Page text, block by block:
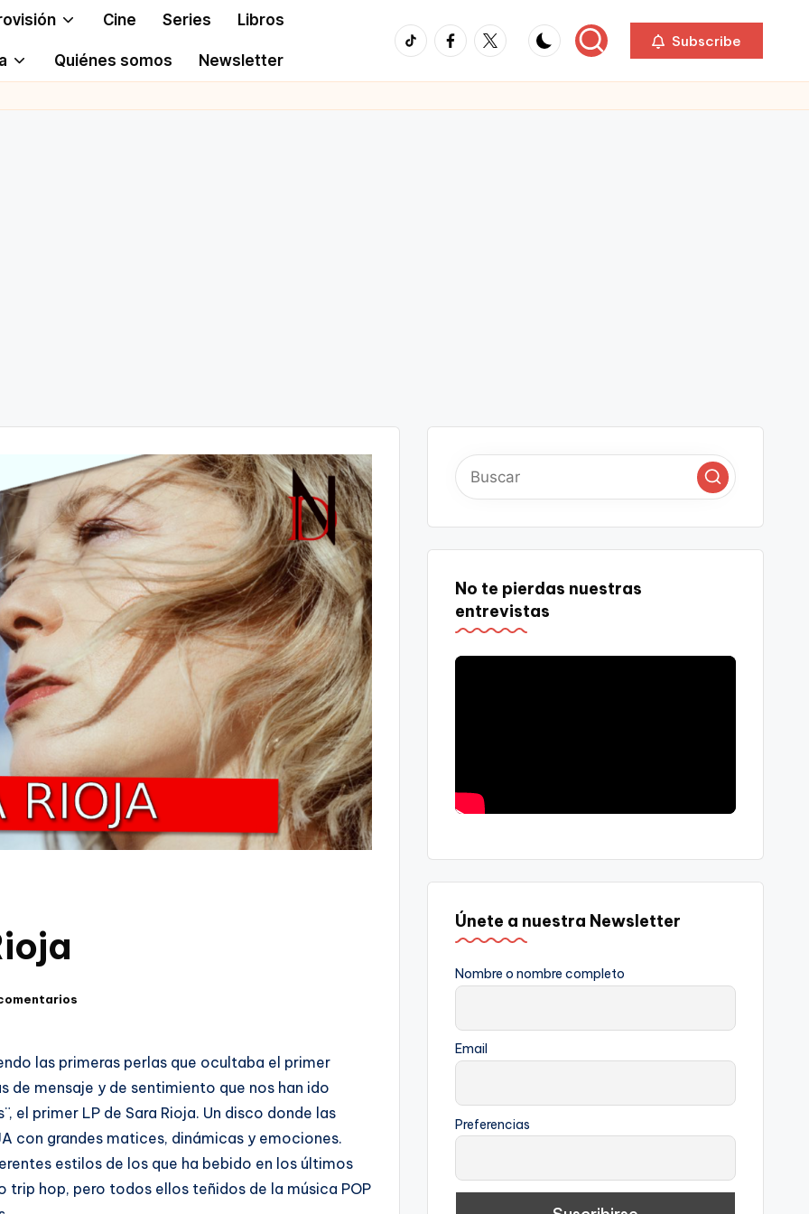
Cine Series Libros
Quiénes somos Newsletter
TikTokFacebook
Twitter Subscribe
las primeras perlas que ocultaba el primer
de mensaje y de sentimiento que nos han ido
el primer LP de Sara Rioja. Un disco donde las
con grandes matices, dinámicas y emociones.
estilos de los que ha bebido en los últimos
hop, pero todos ellos teñidos de la música POP
No te pierdas nuestras
entrevistas
Únete a nuestra Newsletter
Nombre o nombre completo
Email
Preferencias